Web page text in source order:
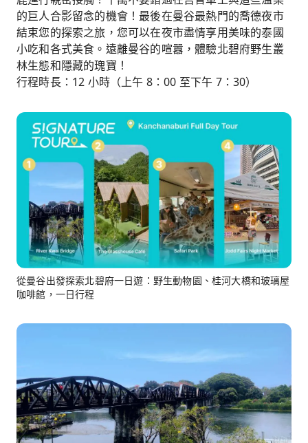
的巨人合影留念的機會！最後在曼谷最熱門的喬德夜市
結束您的探索之旅，您可以在夜市盡情享用美味的泰國
小吃和各式美食。遠離曼谷的喧囂，體驗北碧府野生叢
林生態和隱藏的瑰寶！
行程時長：12 小時（上午 8：00 至下午 7：30）
從曼谷出發探索北碧府一日遊：野生動物園、桂河大橋和玻璃屋
咖啡館，一日行程